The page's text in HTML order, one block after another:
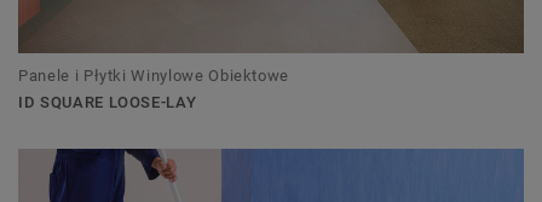
Panele i Płytki Winylowe Obiektowe
ID SQUARE LOOSE-LAY